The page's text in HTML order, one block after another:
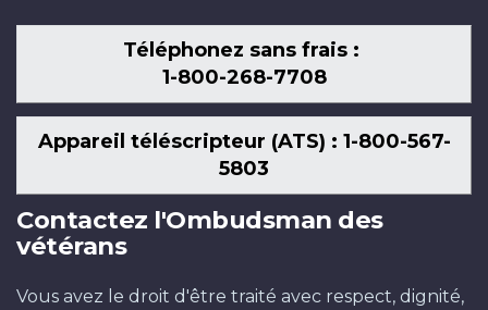
Téléphonez sans frais :
1-800-268-7708
Appareil téléscripteur (ATS) : 1-800-567-
5803
Contactez l'Ombudsman des
vétérans
Vous avez le droit d'être traité avec respect, dignité,